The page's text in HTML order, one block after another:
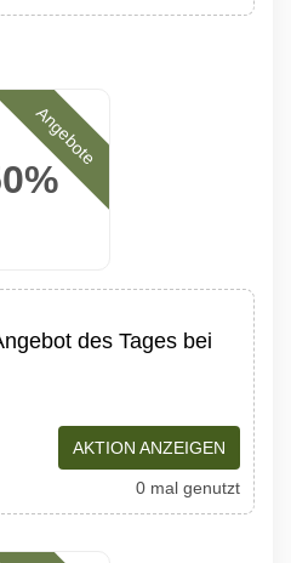
Angebote
des Tages bei
AKTION ANZEIGEN
0 mal genutzt